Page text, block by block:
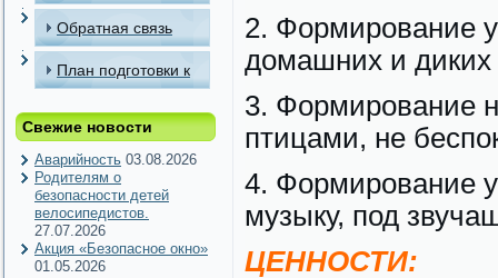
Обратная связь
План подготовки к
периоду
Свежие новости
Аварийность 03.08.2026
Родителям о
безопасности детей
велосипедистов.
27.07.2026
Акция «Безопасное окно»
01.05.2026
2. Формирование
домашних и диких
3. Формирование
птицами, не
4. Формирование
музыку, под
ЦЕННОСТИ: